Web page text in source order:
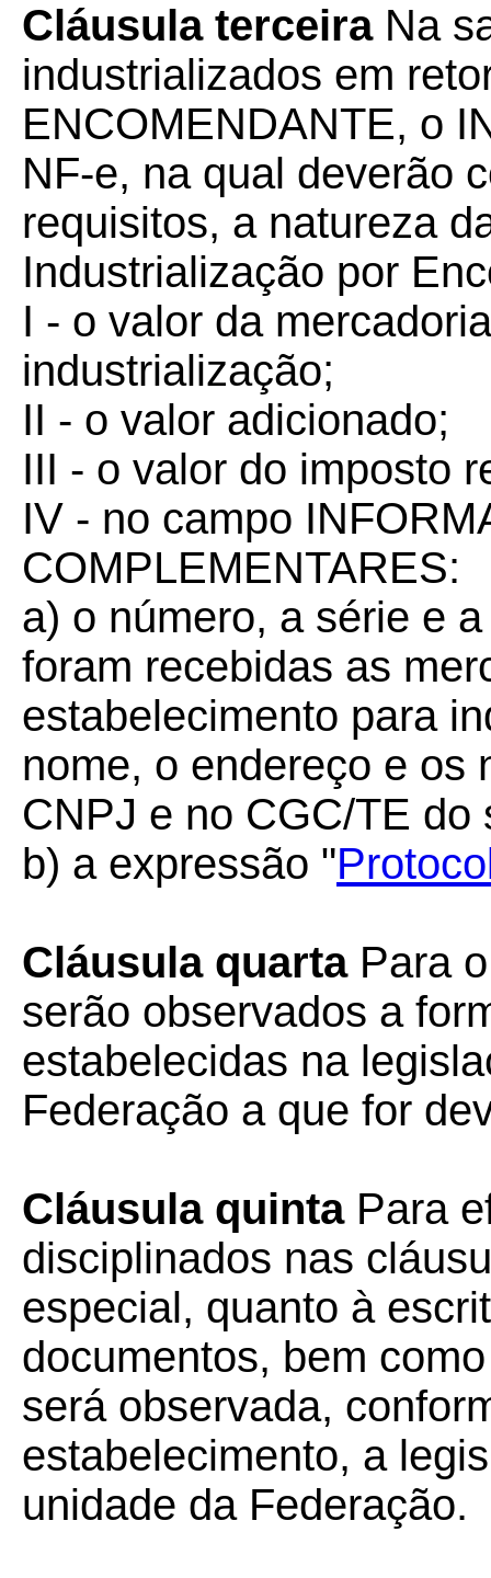
Cláusula terceiraNa
industrializados em
ENCOMENDANTE, o
NF-e, na qual deverão
requisitos, a natureza
Industrialização por
I - o valor da
industrialização;
II - o valor adicionado;
III - o valor do imposto
IV - no campo
COMPLEMENTARES:
a) o número, a série e
foram recebidas as
estabelecimento para
nome, o endereço e os
CNPJ e no CGC/TE do
b) a expressão "
Cláusula quarta Para
serão observados a
estabelecidas na
Federação a que for
Cláusula quintaPara
disciplinados nas
especial, quanto à
documentos, bem
será observada,
estabelecimento, a
unidade da Federação.